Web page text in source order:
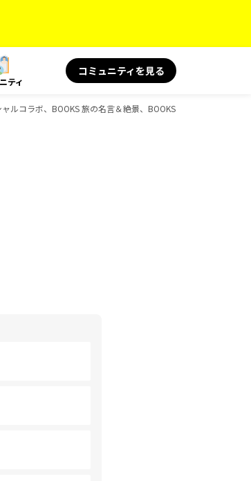
ティ
コミュニティを見る
コラボ、BOOKS 旅の名言＆絶景、BOOKS 旅と健康、D-